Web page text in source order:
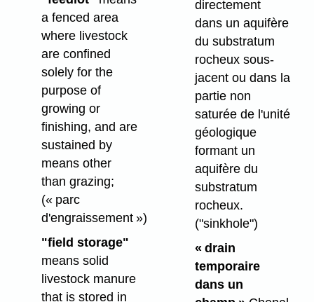
a fenced area
where livestock
are confined
solely for the
purpose of
growing or
finishing, and are
sustained by
means other
than grazing;
(« parc
d'engraissement »)
"field storage"
means solid
livestock manure
that is stored in
directement
dans un aquifère
du substratum
rocheux sous-
jacent ou dans la
partie non
saturée de l'unité
géologique
formant un
aquifère du
substratum
rocheux.
("sinkhole")
« drain
temporaire
dans un